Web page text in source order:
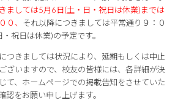
ましては5月6日(土・日・祝日は休業)までは
０、 それ以降につきましては平常通り９：０
祝日は休業)の予定です。
つきましては状況により、延期もしくは中止
ざいますので、校友の皆様には、各詳細が決
て、ホームページでの掲載告知をさせていた
認をお願い申し上げます。